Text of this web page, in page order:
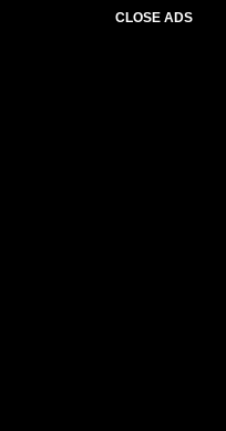
CLOSE ADS